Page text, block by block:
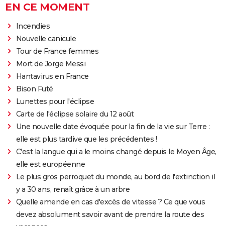
EN CE MOMENT
Incendies
Nouvelle canicule
Tour de France femmes
Mort de Jorge Messi
Hantavirus en France
Bison Futé
Lunettes pour l'éclipse
Carte de l'éclipse solaire du 12 août
Une nouvelle date évoquée pour la fin de la vie sur Terre :
elle est plus tardive que les précédentes !
C'est la langue qui a le moins changé depuis le Moyen Âge,
elle est européenne
Le plus gros perroquet du monde, au bord de l'extinction il
y a 30 ans, renaît grâce à un arbre
Quelle amende en cas d'excès de vitesse ? Ce que vous
devez absolument savoir avant de prendre la route des